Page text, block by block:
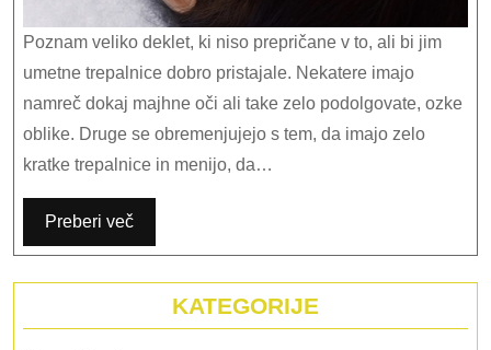
Poznam veliko deklet, ki niso prepričane v to, ali bi jim
umetne trepalnice dobro pristajale. Nekatere imajo
namreč dokaj majhne oči ali take zelo podolgovate, ozke
oblike. Druge se obremenjujejo s tem, da imajo zelo
kratke trepalnice in menijo, da…
Preberi več
KATEGORIJE